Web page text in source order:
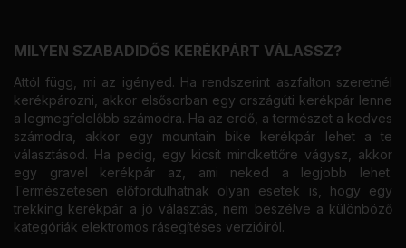
MILYEN SZABADIDŐS KERÉKPÁRT VÁLASSZ?
Attól függ, mi az igényed. Ha rendszerint aszfalton szeretnél
kerékpározni, akkor elsősorban egy országúti kerékpár lenne
a legmegfelelőbb számodra. Ha az erdő, a természet a kedves
számodra, akkor egy mountain bike kerékpár lehet a te
választásod. Ha pedig, egy kicsit mindkettőre vágysz, akkor
egy gravel kerékpár az, ami neked a legjobb lehet.
Természetesen előfordulhatnak olyan esetek is, hogy egy
trekking kerékpár a jó választás, nem beszélve a különböző
kategóriák elektromos rásegítéses verzióiról.